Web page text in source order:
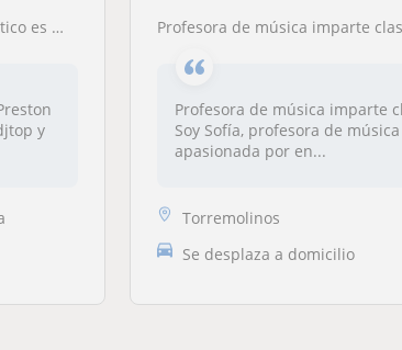
y ganar dinero
y
Profesora de música imparte clases tanto presenciales como online a niños
Profesora de música imparte
Soy Sofía, profesora de música
apasionada por en...
Torremolinos
Se desplaza a domicilio